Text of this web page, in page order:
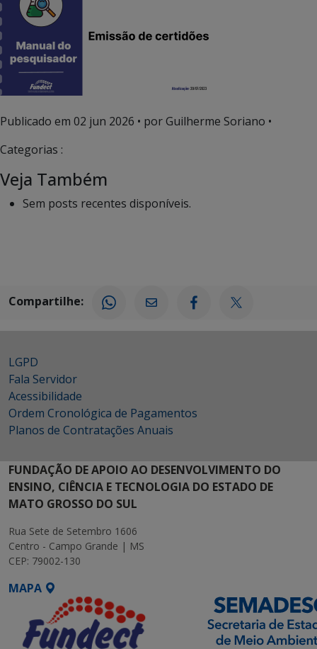
Publicado em 02 jun 2026 • por Guilherme Soriano •
Categorias :
Veja Também
Sem posts recentes disponíveis.
Compartilhe:
LGPD
Fala Servidor
Acessibilidade
Ordem Cronológica de Pagamentos
Planos de Contratações Anuais
FUNDAÇÃO DE APOIO AO DESENVOLVIMENTO DO
ENSINO, CIÊNCIA E TECNOLOGIA DO ESTADO DE
MATO GROSSO DO SUL
Rua Sete de Setembro 1606
Centro - Campo Grande | MS
CEP: 79002-130
MAPA